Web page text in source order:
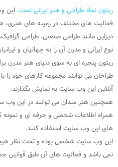
ریتوننماد طراحی و هنر ایرانی است. این
فعالیت های مختلف در زمینه های
دیزاین مانند طراحی صنعتی، طراحی
نوع ایرانی و مدرن آن را به جهانیان و
ریتون پنجره ای به سوی دنیای هنر مدرن
طراحان می توانند مجموعه کارهای خود
آنلاین این وب سایت به نمایش بگذارند.
همچنین هنر مندان می توانند در این
همراه اطلاعات شخصی و حرفه ای و
های این وب سایت استفاده کنند.
این وب سایت شخصی بوده و تحت نظر هیچ
نمی باشد و فعالیت های آن طبق قوانین